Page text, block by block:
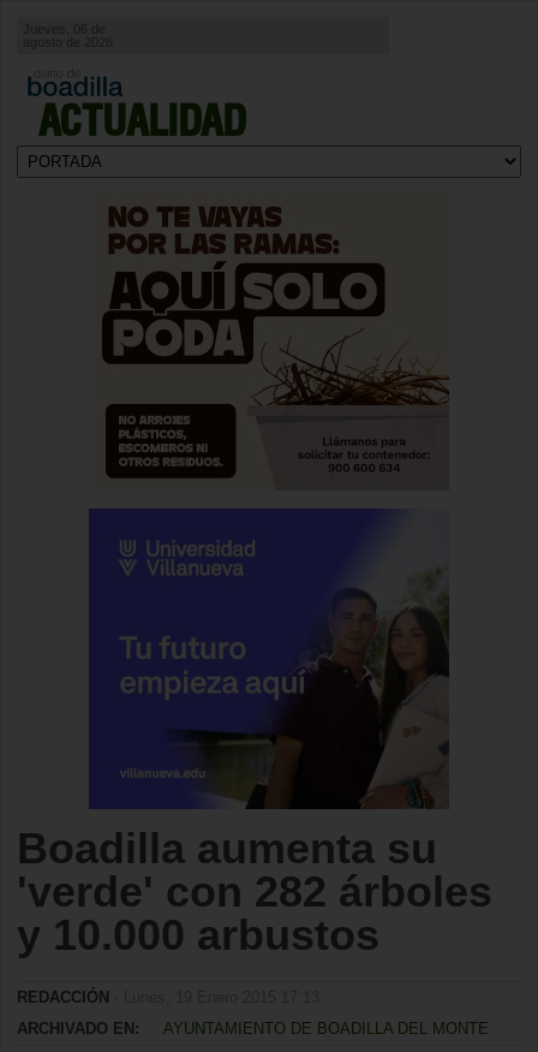
ACTUALIDAD
agosto de 2026
Boadilla aumenta su
'verde' con 282 árboles
y 10.000 arbustos
REDACCIÓN
ARCHIVADO EN:
AYUNTAMIENTO DE BOADILLA DEL MONTE